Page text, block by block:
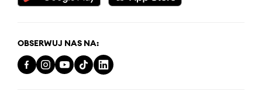
OBSERWUJ NAS NA: